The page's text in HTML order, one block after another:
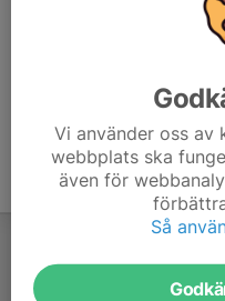
Vi använder oss
webbplats ska
även för
Så